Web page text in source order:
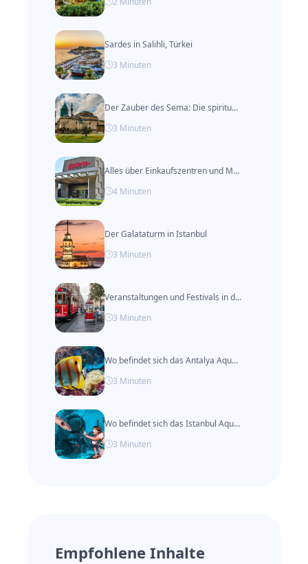
Sardes in Salihli, Türkei
3 Minuten
Der Zauber des Sema: Die spirituelle Reise durch den Tanz der Derwische
3 Minuten
Alles über Einkaufszentren und Märkte in Van, Türkei
4 Minuten
Der Galataturm in Istanbul
3 Minuten
Veranstaltungen und Festivals in der Türkei nach Monat
3 Minuten
Wo befindet sich das Antalya Aquarium?
3 Minuten
Wo befindet sich das Istanbul Aquarium?
3 Minuten
Empfohlene Inhalte